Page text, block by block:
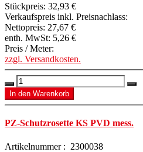
Stückpreis: 32,93 €
Verkaufspreis inkl. Preisnachlass:
Nettopreis: 27,67 €
enth. MwSt: 5,26 €
Preis / Meter:
zzgl. Versandkosten.
PZ-Schutzrosette KS PVD mess.
Artikelnummer : 2300038